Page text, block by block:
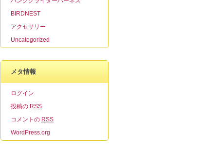
BIRDNEST
アクセサリー
Uncategorized
メタ情報
ログイン
投稿の RSS
コメントの RSS
WordPress.org